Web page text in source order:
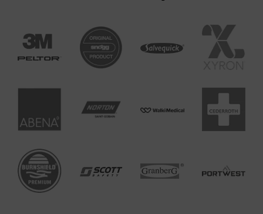
Edustamme useita tunnettuja